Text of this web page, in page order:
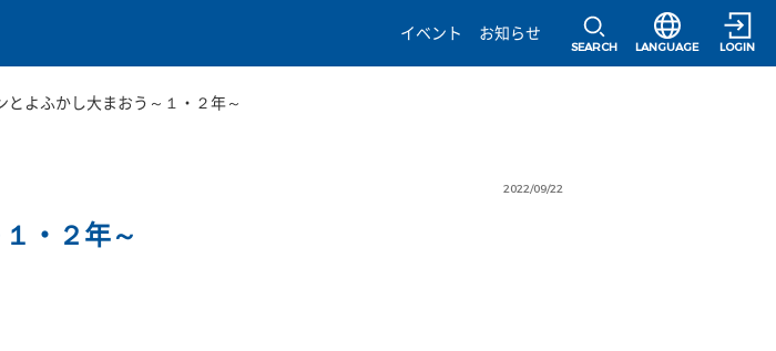
イベント
お知らせ
SEARCH
選択すると言語
LANGUAGE LOGIN
とよふかし大まおう～１・２年～
2022/09/22
・２年～